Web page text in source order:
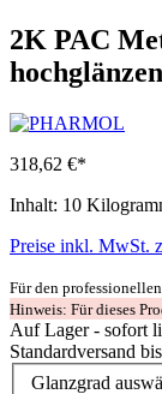
2K PAC
318,62 €*
Inhalt: 10
Preise inkl. MwSt.
Für den
Hinweis: Für dieses
Auf Lager - sofort
Standardversand bis
Glanzgrad